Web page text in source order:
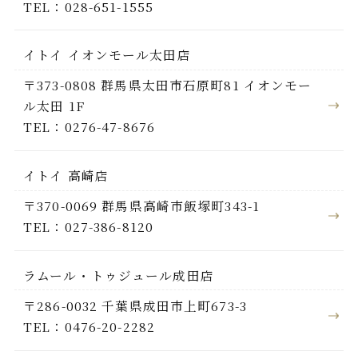
TEL：028-651-1555
イトイ イオンモール太田店
〒373-0808 群馬県太田市石原町81 イオンモー
ル太田 1F
TEL：0276-47-8676
イトイ 高崎店
〒370-0069 群馬県高崎市飯塚町343-1
TEL：027-386-8120
ラムール・トゥジュール成田店
〒286-0032 千葉県成田市上町673-3
TEL：0476-20-2282